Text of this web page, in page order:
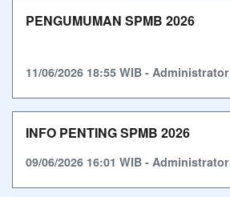
PENGUMUMAN SPMB 2026
11/06/2026 18:55 WIB - Administrator
INFO PENTING SPMB 2026
09/06/2026 16:01 WIB - Administrator